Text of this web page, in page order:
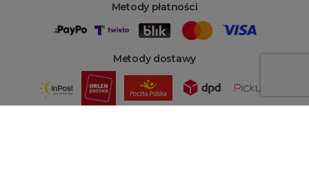
Metody płatności
Metody dostawy